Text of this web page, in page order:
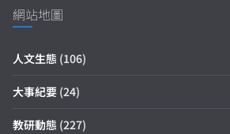
網站地圖
人文生態 (106)
大事紀要 (24)
教研動態 (227)